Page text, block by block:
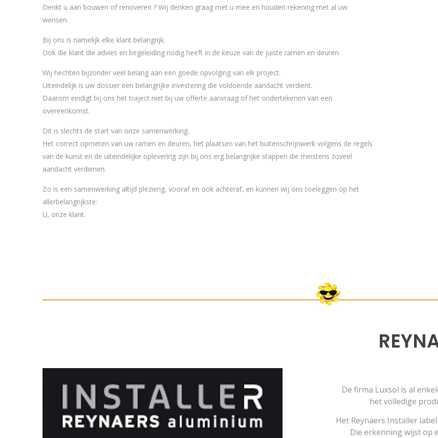
Denkt u aan bouwen of renoveren ? Wij denken graag met u mee en houden rekening met al uw
wensen.
Bij ons is namelijk elke klant belangrijk.
Ook die klant die advies en begeleiding nodig heeft in de keuze van de juiste ramen en deuren.
Wij hechten bijzonder veel belang aan een goede opvolging van elk project.
Uiteindelijk is uw dossier een belangrijke investering die voldoende aandacht verdient.
Daarom eindigt bij ons het traject niet bij uw offerte aanvraag of het ondertekenen van een
overeenkomst.
Dit is slechts de start van onze samenwerking.
Het correct opmeten van uw ramen en deuren, het plaatsen van het buitenschrijnwerk volgens de regels
van de kunst en de uiteindelijke oplevering zijn bij ons erg belangrijke stappen die minstens zoveel
aandacht verdienen.
Zo is een samenwerking altijd plezierig, vooraf en ook achteraf, en kunnen wij ons toeleggen op het
allerbelangrijkste:
U, onze klant.
De firma Luxsol is al
het volledige
Het Reynaers Installer
Die erkenning wijst op